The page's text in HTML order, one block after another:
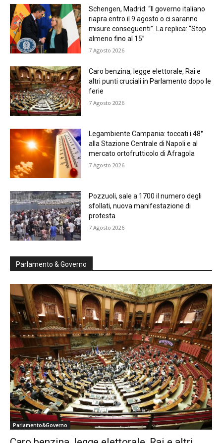
Schengen, Madrid: “Il governo italiano
riapra entro il 9 agosto o ci saranno
misure conseguenti”. La replica: “Stop
almeno fino al 15”
7 Agosto 2026
Caro benzina, legge elettorale, Rai e
altri punti cruciali in Parlamento dopo le
ferie
7 Agosto 2026
Legambiente Campania: toccati i 48°
alla Stazione Centrale di Napoli e al
mercato ortofrutticolo di Afragola
7 Agosto 2026
Pozzuoli, sale a 1700 il numero degli
sfollati, nuova manifestazione di
protesta
7 Agosto 2026
Parlamento & Governo
Parlamento&Governo